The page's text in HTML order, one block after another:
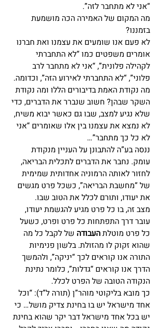
“אני לא מתחבר לזה”.
מה המקום של האמירה הכה מושמעת
בזמננו?
לא פעם אנו שומעים את עצמנו ואת חברנו
אומרים משפטים כמו “לא התחברתי
לקהילה פלונית”, “אני לא מתחבר לרב
פלוני”, “לא התחברתי לאירוע הזה”, וכדומה.
מה נקודת האמת בדיבורים הללו ומה נקודת
השקר שבהן? חשוב שנברר את הדברים, כדי
שלא נגיע למצב, שבו גם כאשר יבוא משיח,
לא נמצא את עצמנו בין אלו שאומרים “אני
לא כל כך מתחבר”…
ננסה בע”ה להתבונן על העניין מנקודת
עומק. נחבר את הדברים לתכלית הבריאה,
לחזור לאותה הרמוניה אחדותית שמימית
של “מחשבת הבריאה”, כשכל פרט מגשים
את יעודו, ותורם לכלל את הטוב שבו.
מצב זה, בו כל פרט מגיע להגשמת יעודו,
עובר דרך התפתחות כל פרט ופרט, כשעל
כל פרט מוטלת העבודה של לקבל כל מה
שהוא זקוק לו מהזולת. בלשון פנימיות
התורה אנו קוראים לכך “יניקה”, ולהמשך
הדרך אנו קוראים “גדלות”, כלומר נתינת
הנקודה הטובה של הפרט לכלל.
כך מובא בליקוטי מוהר”ן (תורה ל”ד): “וכל
אחד מישראל יש בו בחינת צדיק מושל… כי
יש בכל אחד מישראל דבר יקר שהוא בחינת